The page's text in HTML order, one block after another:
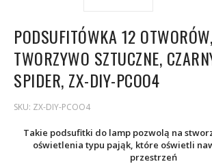
PODSUFITÓWKA 12 OTWORÓW,
TWORZYWO SZTUCZNE,
SPIDER, ZX-DIY-PCOO4
SKU: ZX-DIY-PCOO4
Takie podsufitki do lamp pozwolą na
oświetlenia typu pająk, które oświetli
przestrzeń